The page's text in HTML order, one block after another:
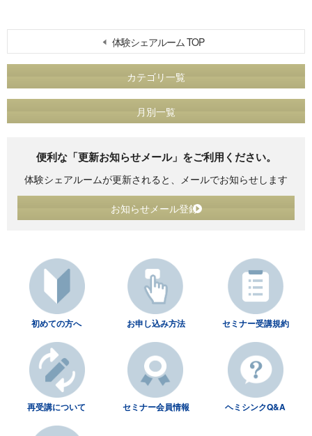
体験シェアルーム TOP
カテゴリ一覧
月別一覧
便利な「更新お知らせメール」をご利用ください。
体験シェアルームが更新されると、メールでお知らせします
お知らせメール登録
初めての方へ お申し込み方法 セミナー受講規約
再受講について セミナー会員情報 ヘミシンクQ&A